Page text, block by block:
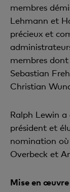
membres
Lehmann et
précieux et
membres
Sebastian
Christian
Ralph Lewin
président et
nomination
Overbeck et
Mise en